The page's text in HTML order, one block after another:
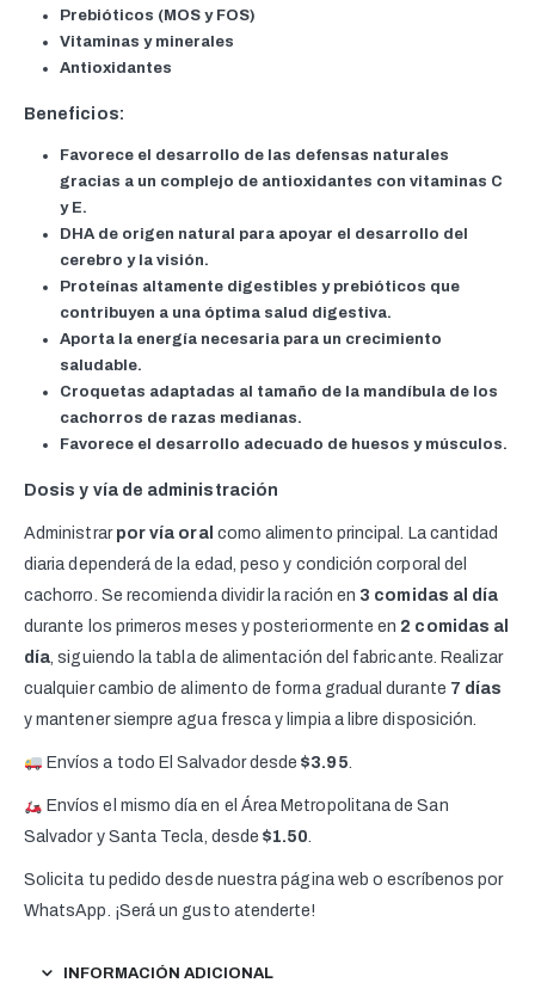
Prebióticos (MOS y FOS)
Vitaminas y minerales
Antioxidantes
Beneficios:
Favorece el desarrollo de las defensas naturales
gracias a un complejo de antioxidantes con vitaminas C
y E.
DHA de origen natural para apoyar el desarrollo del
cerebro y la visión.
Proteínas altamente digestibles y prebióticos que
contribuyen a una óptima salud digestiva.
Aporta la energía necesaria para un crecimiento
saludable.
Croquetas adaptadas al tamaño de la mandíbula de los
cachorros de razas medianas.
Favorece el desarrollo adecuado de huesos y músculos.
Dosis y vía de administración
Administrar por vía oral como alimento principal. La cantidad
diaria dependerá de la edad, peso y condición corporal del
cachorro. Se recomienda dividir la ración en 3 comidas al día
durante los primeros meses y posteriormente en 2 comidas al
día, siguiendo la tabla de alimentación del fabricante. Realizar
cualquier cambio de alimento de forma gradual durante 7 días
y mantener siempre agua fresca y limpia a libre disposición.
Envíos a todo El Salvador desde$3.95.
Envíos el mismo día en el Área Metropolitana de San
Salvador y Santa Tecla, desde$1.50.
Solicita tu pedido desde nuestra página web o escríbenos por
WhatsApp. ¡Será un gusto atenderte!
INFORMACIÓN ADICIONAL